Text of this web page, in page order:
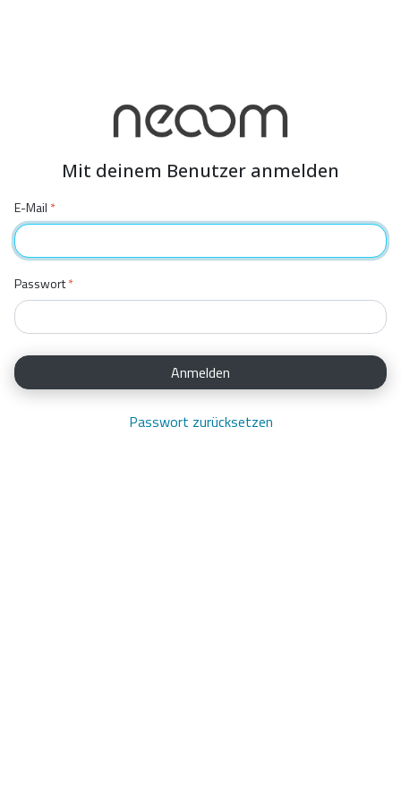
Mit deinem Benutzer anmelden
E-Mail *
Passwort*
Passwort zurücksetzen